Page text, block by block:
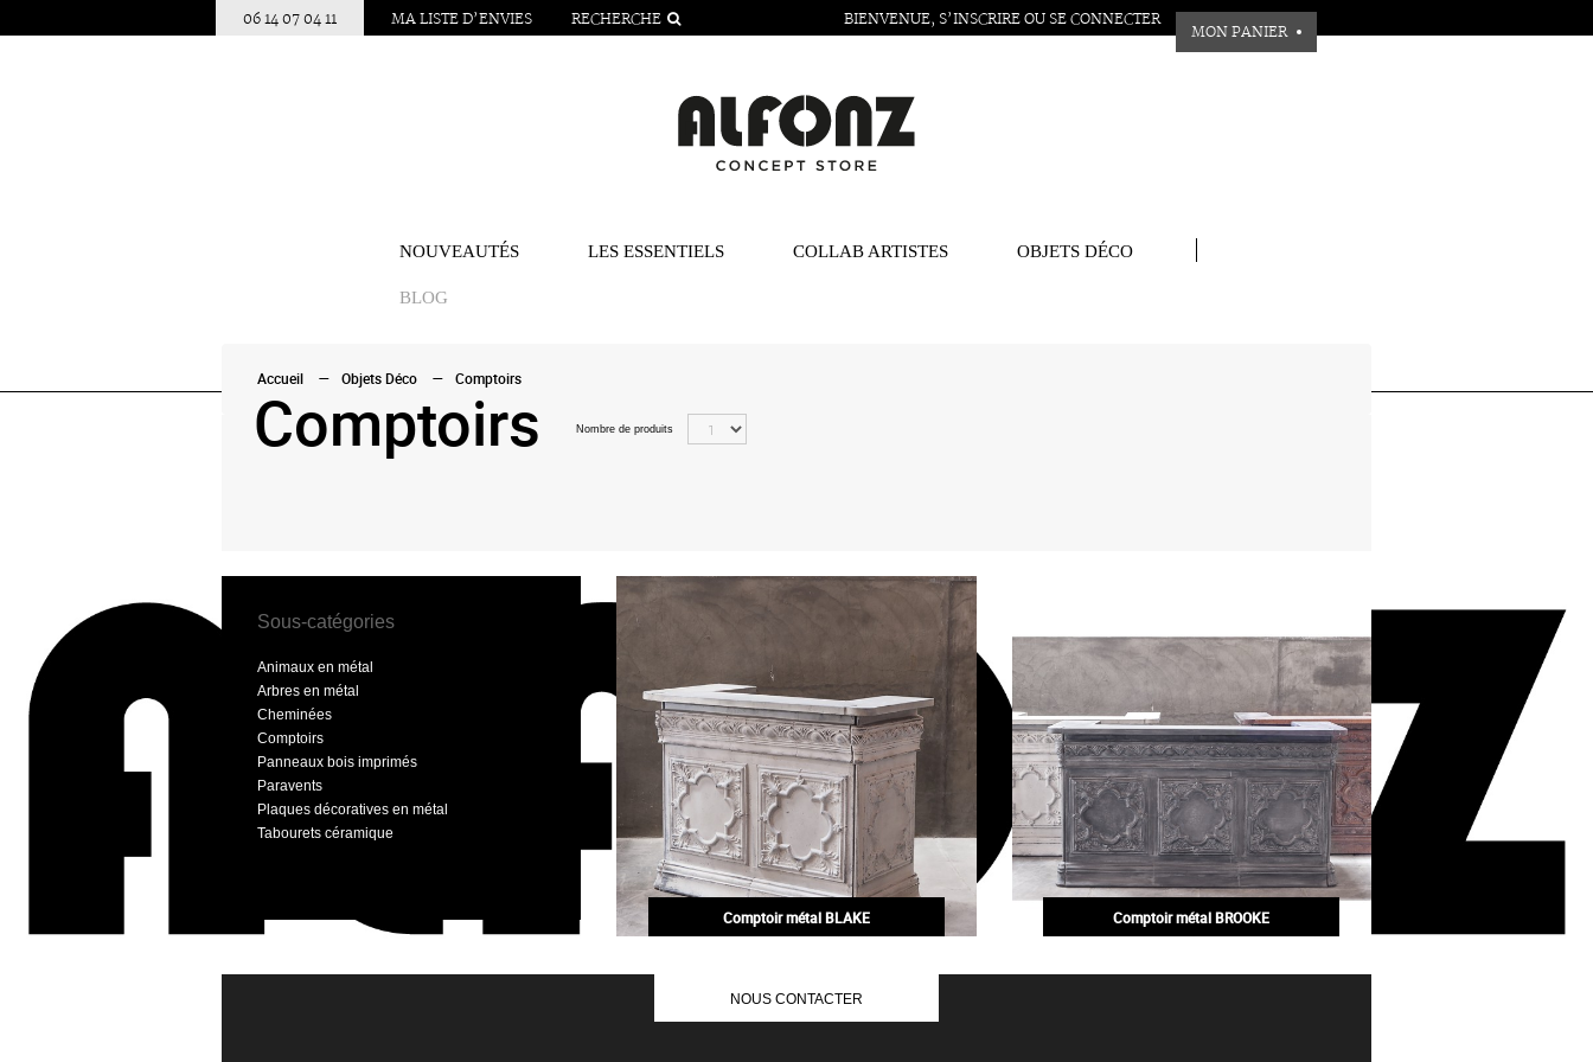
06 14 07 04 11 MA LISTE D’ENVIES RECHERCHE BIENVENUE, S’INSCRIRE OU SE CONNECTER
MON PANIER
NOUVEAUTÉS LES ESSENTIELS COLLAB ARTISTES OBJETS DÉCO
BLOG
Accueil Objets Déco Comptoirs
Comptoirs Nombre de produits
Sous-catégories
Animaux en métal
Arbres en métal
Cheminées
Comptoirs
Panneaux bois imprimés
Paravents
Plaques décoratives en métal
Tabourets céramique
Comptoir métal BLAKE Comptoir métal BROOKE
NOUS CONTACTER